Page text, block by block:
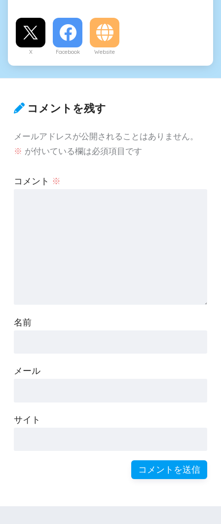
X Facebook Website
コメントを残す
メールアドレスが公開されることはありません。
※ が付いている欄は必須項目です
コメント ※
名前
メール
サイト